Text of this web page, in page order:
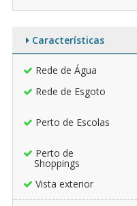
Características
Rede de Água
Rede de Esgoto
Perto de Escolas
Perto de
Shoppings
Vista exterior